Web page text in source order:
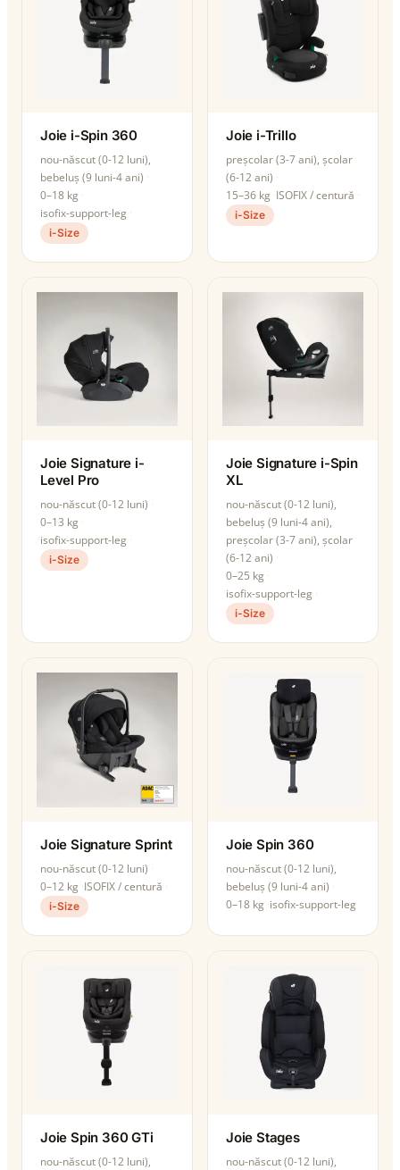
Joie i-Spin 360
nou-născut (0-12 luni),
bebeluș (9 luni-4 ani)
0–18 kg
isofix-support-leg
i-Size
Joie i-Trillo
preșcolar (3-7 ani), școlar
(6-12 ani)
15–36 kg ISOFIX / centură
i-Size
Joie Signature i-
Level Pro
nou-născut (0-12 luni)
0–13 kg
isofix-support-leg
i-Size
Joie Signature i-Spin
XL
nou-născut (0-12 luni),
bebeluș (9 luni-4 ani),
preșcolar (3-7 ani), școlar
(6-12 ani)
0–25 kg
isofix-support-leg
i-Size
Joie Signature Sprint
nou-născut (0-12 luni)
0–12 kg ISOFIX / centură
i-Size
Joie Spin 360
nou-născut (0-12 luni),
bebeluș (9 luni-4 ani)
0–18 kg isofix-support-leg
Joie Spin 360 GTi
nou-născut (0-12 luni),
Joie Stages
nou-născut (0-12 luni),